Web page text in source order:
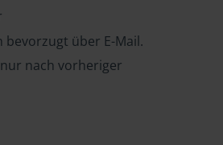
über E-Mail.
nach vorheriger